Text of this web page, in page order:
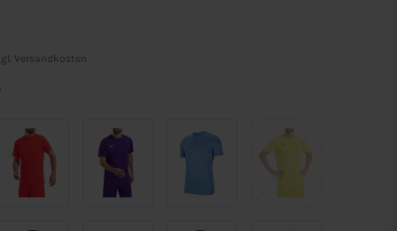
Versandkosten